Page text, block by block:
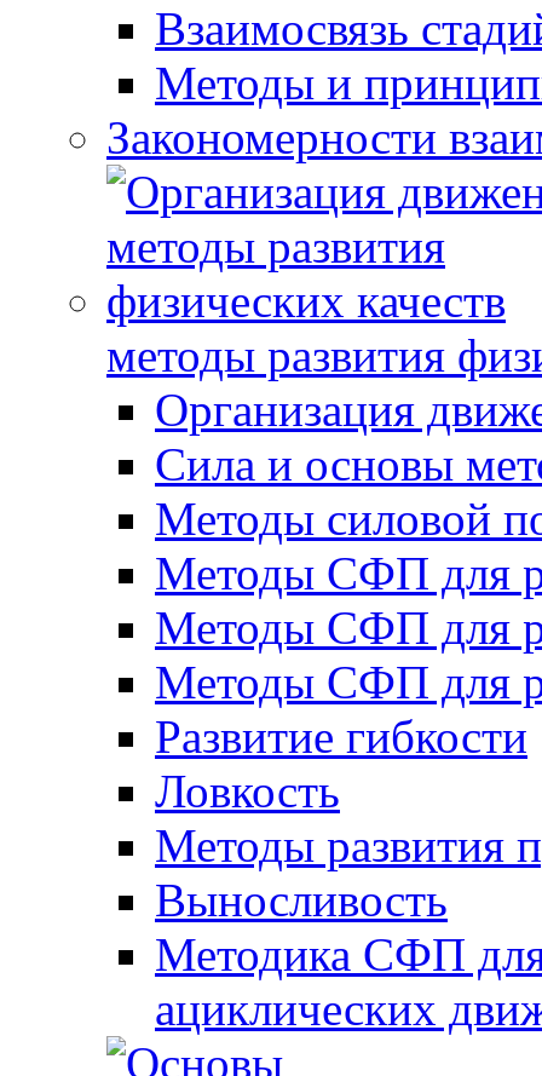
Взаимосвязь
Методы и
Закономерности
методы развития
Организация
Сила и основы
Методы силовой
Методы СФП для
Методы СФП для
Методы СФП для
Развитие гибкости
Ловкость
Методы развития
Выносливость
Методика СФП для
ациклических